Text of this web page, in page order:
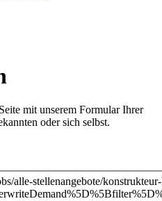
mit unserem Formular Ihrer
oder sich selbst.
alle-stellenangebote/